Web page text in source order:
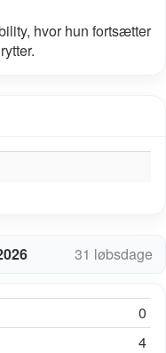
hvor hun fortsætter
31 løbsdage
0
4